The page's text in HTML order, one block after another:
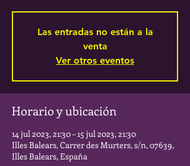
Las entradas no están a la
venta
Ver otros eventos
Horario y ubicación
14 jul 2023, 21:30 – 15 jul 2023, 21:30
Illes Balears, Carrer des Murters, s/n, 07639,
Illes Balears, España